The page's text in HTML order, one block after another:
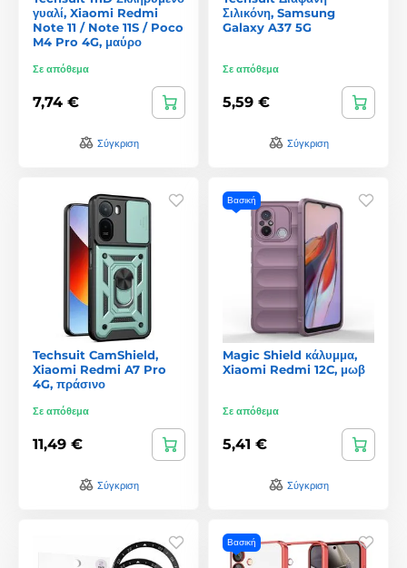
γυαλί, Xiaomi Redmi
Note 11 / Note 11S / Poco
M4 Pro 4G, μαύρο
Σε απόθεμα
7,74 €
Σύγκριση
Σιλικόνη, Samsung
Galaxy A37 5G
Σε απόθεμα
5,59 €
Σύγκριση
Techsuit CamShield,
Xiaomi Redmi A7 Pro
4G, πράσινο
Σε απόθεμα
11,49 €
Σύγκριση
Βασική
Magic Shield κάλυμμα,
Xiaomi Redmi 12C, μωβ
Σε απόθεμα
5,41 €
Σύγκριση
Βασική